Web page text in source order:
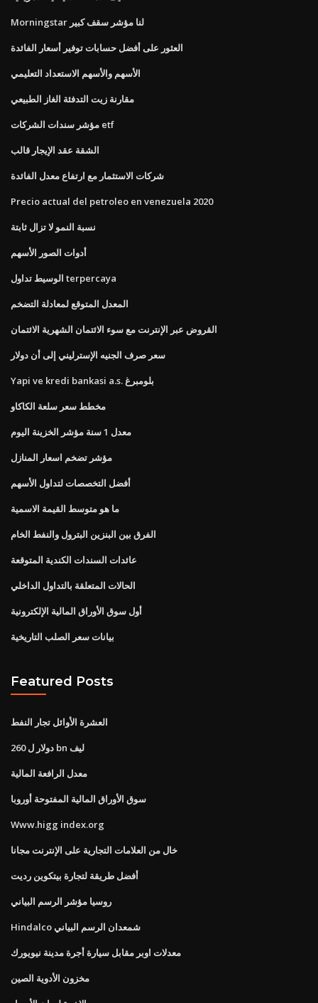
Morningstar لنا مؤشر سقف كبير
العثور على أفضل حسابات توفير أسعار الفائدة
الأسهم والأسهم الاستعداد التعليمي
مقارنة زيت التدفئة الغاز الطبيعي
مؤشر سندات الشركات etf
الشقة عقد الإيجار قالب
شركات الاستثمار مع ارتفاع معدل الفائدة
Precio actual del petroleo en venezuela 2020
نسبة النمو لا تزال ثابتة
أدوات الصور الأسهم
الوسيط تداول terpercaya
المعدل المتوقع لمعادلة التضخم
القروض عبر الإنترنت مع سوء الائتمان الشهرية الائتمان
سعر صرف الجنيه الإسترليني إلى أن دولار
Yapi ve kredi bankasi a.s. بلومبرغ
مخطط سعر سلعة الكاكاو
معدل 1 سنة مؤشر الخزينة اليوم
مؤشر تضخم اسعار المنازل
أفضل التخصصات لتداول الأسهم
ما هو متوسط ​​القيمة الاسمية
الفرق بين البنزين البترول والنفط الخام
عائدات السندات الكندية المتوقعة
الحالات المتعلقة بالتداول الداخلي
أول سوق الأوراق المالية الإلكترونية
بيانات سعر الصلب التاريخية
Featured Posts
العشرة الأوائل تجار النفط
260 دولار ل bn ليف
معدل الرافعة المالية
سوق الأوراق المالية المفتوحة أوروبا
Www.higg index.org
خال من العلامات التجارية على الإنترنت مجانا
أفضل طريقة لتجارة بيتكوين رديت
روسيا مؤشر الرسم البياني
Hindalco شمعدان الرسم البياني
معدلات اوبر مقابل سيارة أجرة مدينة نيويورك
مخزون الأدوية الصين